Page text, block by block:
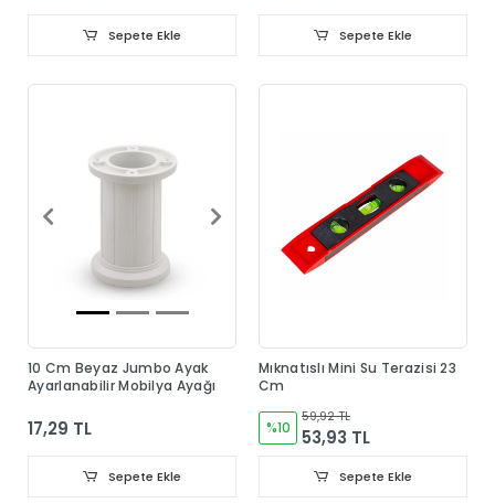
Sepete Ekle Sepete Ekle
10 Cm Beyaz Jumbo Ayak
Ayarlanabilir Mobilya Ayağı
17,29 TL
Sepete Ekle
Mıknatıslı Mini Su Terazisi 23
Cm
%10
59,92 TL
53,93 TL
Sepete Ekle